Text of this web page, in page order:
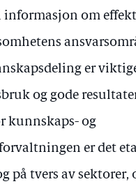
informasjon om
er
og gode
kunnskaps- og
er det
på tvers av sektorer,